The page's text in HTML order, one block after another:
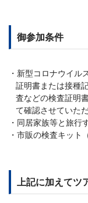
御参加条件
新型コロナウイル
証明書または接種
査などの検査証明
て確認させていた
同居家族等と旅行
市販の検査キット
上記に加えてツ